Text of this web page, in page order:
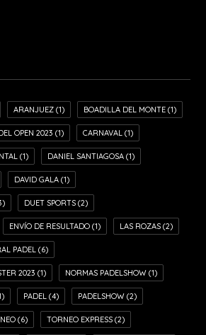
ARANJUEZ(1) BOADILLA DEL MONTE(1)
OPEN 2023 (1) CARNAVAL(1)
(1) DANIEL SANTIAGOSA(1)
DAVID GALA(1)
DUET SPORTS(2)
ENVÍO DE RESULTADO(1) LAS ROZAS(2)
PADEL(6)
2023 (1) NORMAS PADELSHOW(1)
PADEL(4) PADELSHOW(2)
(6) TORNEO EXPRESS(2)